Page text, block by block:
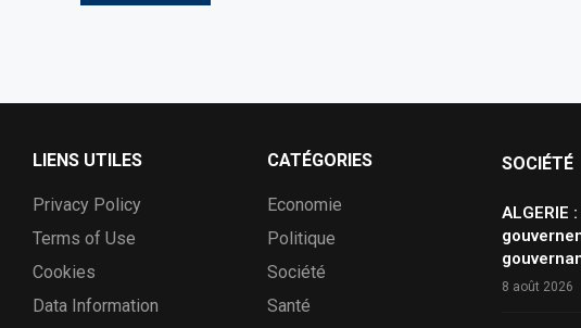
LIENS UTILES
Privacy Policy
Terms of Use
Cookies
Data Information
CATÉGORIES
Economie
Politique
Société
Santé
SOCIÉTÉ
ALGERIE
8 août 2026